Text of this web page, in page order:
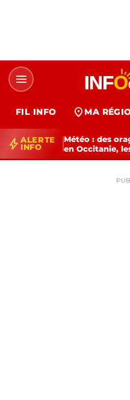
menu
FIL INFO location_on MA
bolt ALERTE
INFO
Météo : des
en Occitanie,